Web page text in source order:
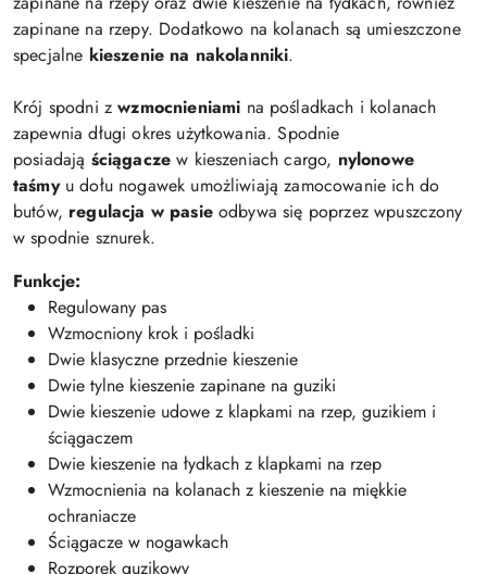
zapinane na rzepy. Dodatkowo na kolanach są umieszczone
specjalne kieszenie na nakolanniki.
Krój spodni zwzmocnieniami na pośladkach i kolanach
zapewnia długi okres użytkowania. Spodnie
posiadają ściągaczew kieszeniach cargo, nylonowe
taśmyu dołu nogawek umożliwiają zamocowanie ich do
butów, regulacja w pasieodbywa się poprzez wpuszczony
w spodnie sznurek.
Funkcje:
Regulowany pas
Wzmocniony krok i pośladki
Dwie klasyczne przednie kieszenie
Dwie tylne kieszenie zapinane na guziki
Dwie kieszenie udowe z klapkami na rzep, guzikiem i
ściągaczem
Dwie kieszenie na łydkach z klapkami na rzep
Wzmocnienia na kolanach z kieszenie na miękkie
ochraniacze
Ściągacze w nogawkach
Rozporek guzikowy